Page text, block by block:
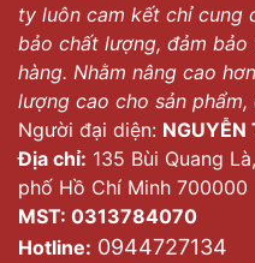
ty luôn cam kết chỉ cung
bảo chất lượng, đảm
hàng. Nhằm nâng cao
lượng cao cho sản
Người đại diện: NGUYỄN
Địa chỉ: 135 Bùi Quang
phố Hồ Chí Minh 700000
MST: 0313784070
Hotline: 0944727134